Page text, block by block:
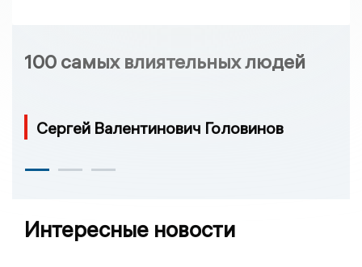
100 самых влиятельных людей
Сергей Валентинович Головинов
Интересные новости